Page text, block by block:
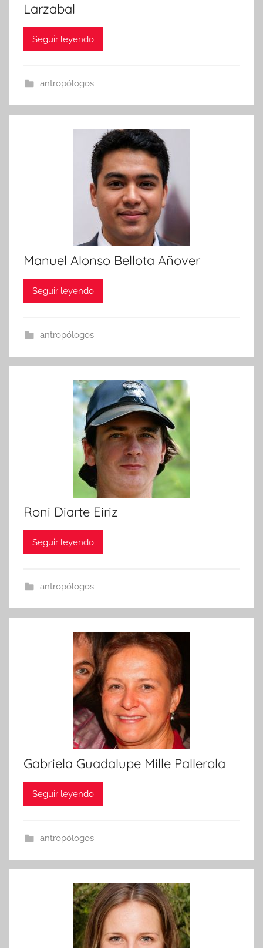
Larzabal
Seguir leyendo
antropólogos
Manuel Alonso Bellota Añover
Seguir leyendo
antropólogos
Roni Diarte Eiriz
Seguir leyendo
antropólogos
Gabriela Guadalupe Mille Pallerola
Seguir leyendo
antropólogos